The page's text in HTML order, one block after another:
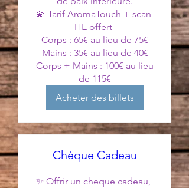
💫 Tarif AromaTouch + scan
HE offert
-Corps : 65€ au lieu de 75€
-Mains : 35€ au lieu de 40€
-Corps + Mains : 100€ au lieu
de 115€
Acheter des billets
Chèque Cadeau
✨ Offrir un cheque cadeau,